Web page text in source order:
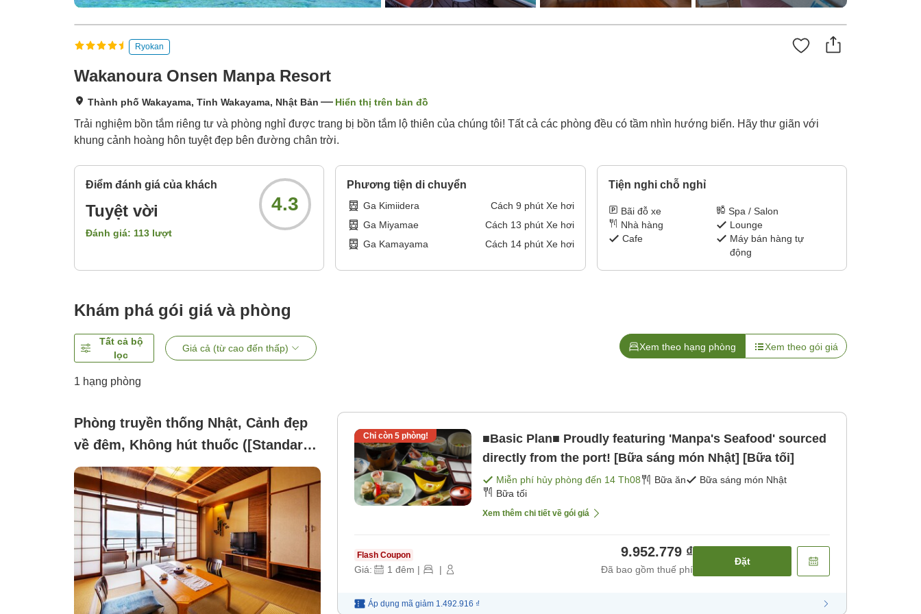
Ryokan
Wakanoura Onsen Manpa Resort
Thành phố Wakayama, Tỉnh Wakayama, Nhật Bản Hiển thị trên bản đồ
Trải nghiệm bồn tắm riêng tư và phòng nghỉ được trang bị bồn tắm lộ thiên của chúng tôi! Tất cả các phòng đều có tầm nhìn hướng biển. Hãy thư giãn với
khung cảnh hoàng hôn tuyệt đẹp bên đường chân trời.
Điểm đánh giá của khách
Tuyệt vời
Đánh giá: 113 lượt
4.3
Phương tiện di chuyển
Ga Kimiidera Cách 9 phút Xe hơi
Ga Miyamae
Cách 13 phút Xe hơi
Ga Kamayama
Cách 14phút Xe hơi
Tiện nghi chỗ nghỉ
Bãi đỗ xe
Spa / Salon
Nhà hàng
Lounge
Cafe
Máy bán hàng tự
động
Khám phá gói giá và phòng
Tất cả bộ
lọc
Giá cả (từ cao đến thấp) Xem theo hạng phòng Xem theo gói giá
1 hạng phòng
Phòng truyền thống Nhật, Cảnh đẹp
về đêm, Không hút thuốc ([Standard
Room] <8-10 tatami mats>)
Chỉ còn 5phòng!
■Basic Plan■ Proudly featuring 'Manpa's Seafood' sourced
directly from the port! [Bữa sáng món Nhật] [Bữa tối]
Miễn phí hủy phòng đến 14 Th08 Bữa ăn
Bữa sáng món Nhật
Bữa tối
Xem thêm chi tiết về gói giá
Flash Coupon
Giá: 1 đêm | |
9.952.779 ₫
Đã bao gồm thuế phí
Đặt
Áp dụng mã giảm 1.492.916 ₫